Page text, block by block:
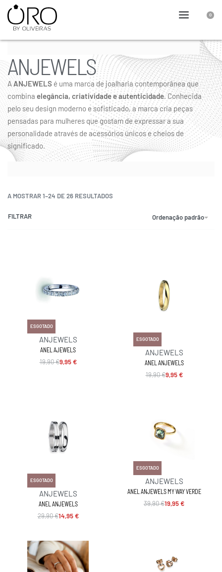
0
ANJEWELS
A ANJEWELS é uma marca de joalharia contemporânea que
combina elegância, criatividade e autenticidade. Conhecida
pelo seu design moderno e sofisticado, a marca cria peças
pensadas para mulheres que gostam de expressar a sua
personalidade através de acessórios únicos e cheios de
significado.
A MOSTRAR 1–24 DE 26 RESULTADOS
Ordenação padrão
FILTRAR
-50% OFF
ESGOTADO
ANJEWELS
ANEL AJEWELS
19,90€9,95€
-50% OFF
ESGOTADO
ANJEWELS
ANEL ANJEWELS
19,90€9,95€
-50% OFF
ESGOTADO
ANJEWELS
ANEL ANJEWELS
29,90€14,95€
-50% OFF
ESGOTADO
ANJEWELS
ANEL ANJEWELS MY WAY VERDE
39,90€19,95€